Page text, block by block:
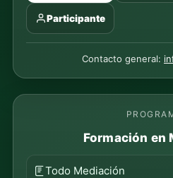
Participante
Contacto general:
Formación en
Todo Mediación